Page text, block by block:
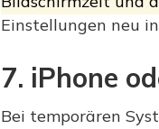
Einstellungen neu
7. iPhone
Bei temporären